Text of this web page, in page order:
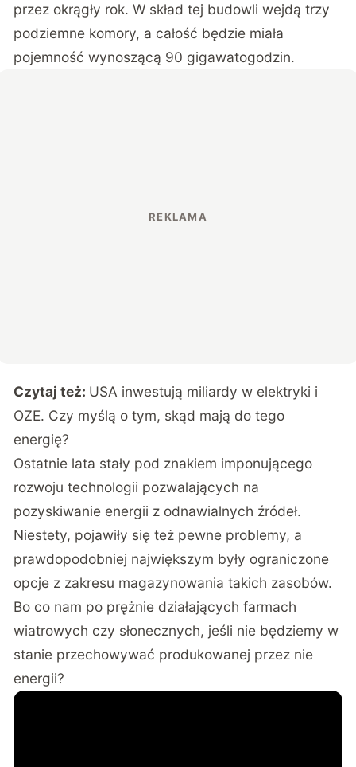
przez okrągły rok. W skład tej budowli wejdą trzy
podziemne komory, a całość będzie miała
pojemność wynoszącą 90 gigawatogodzin.
Czytaj też: USA inwestują miliardy w elektryki i
OZE. Czy myślą o tym, skąd mają do tego
energię?
Ostatnie lata stały pod znakiem imponującego
rozwoju technologii pozwalających na
pozyskiwanie energii z odnawialnych źródeł.
Niestety, pojawiły się też pewne problemy, a
prawdopodobniej największym były ograniczone
opcje z zakresu magazynowania takich zasobów.
Bo co nam po prężnie działających farmach
wiatrowych czy słonecznych, jeśli nie będziemy w
stanie przechowywać produkowanej przez nie
energii?